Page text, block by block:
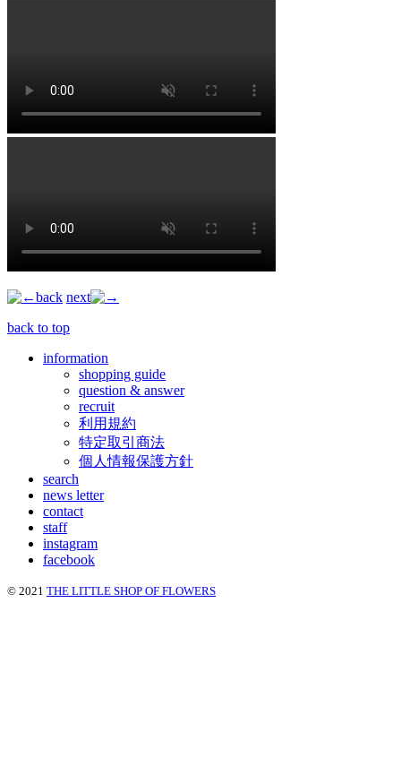
back next
back to top
information
shopping guide
question & answer
recruit
利用規約
特定取引商法
個人情報保護方針
search
news letter
contact
staff
instagram
facebook
© 2021 THE LITTLE SHOP OF FLOWERS